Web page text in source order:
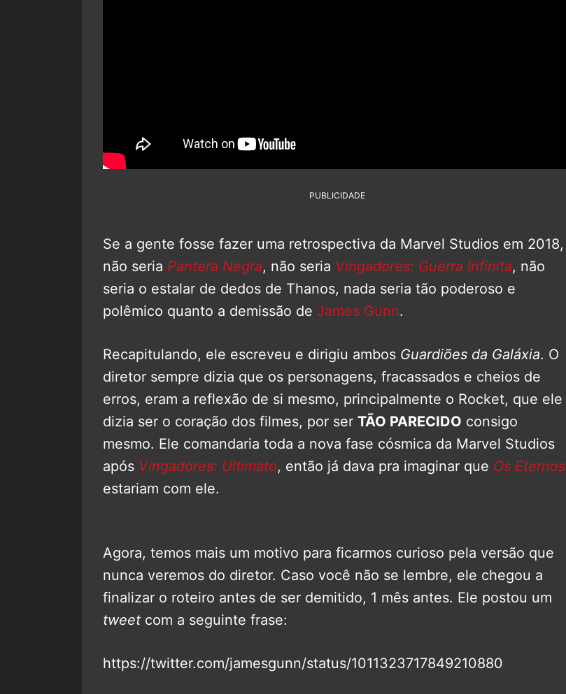
PUBLICIDADE
Se a gente fosse fazer uma retrospectiva da Marvel Studios em 2018,
não seria Pantera Negra, não seria Vingadores: Guerra Infinita, não
seria o estalar de dedos de Thanos, nada seria tão poderoso e
polêmico quanto a demissão de James Gunn.
Recapitulando, ele escreveu e dirigiu ambos Guardiões da Galáxia. O
diretor sempre dizia que os personagens, fracassados e cheios de
erros, eram a reflexão de si mesmo, principalmente o Rocket, que ele
dizia ser o coração dos filmes, por ser TÃO PARECIDO consigo
mesmo. Ele comandaria toda a nova fase cósmica da Marvel Studios
após Vingadores: Ultimato, então já dava pra imaginar que Os Eternos
estariam com ele.
Agora, temos mais um motivo para ficarmos curioso pela versão que
nunca veremos do diretor. Caso você não se lembre, ele chegou a
finalizar o roteiro antes de ser demitido, 1 mês antes. Ele postou um
tweet com a seguinte frase:
https://twitter.com/jamesgunn/status/1011323717849210880